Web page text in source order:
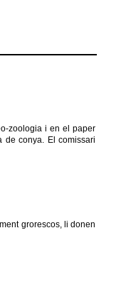
zoologia i en el paper
de conya. El comissari
grorescos, li donen